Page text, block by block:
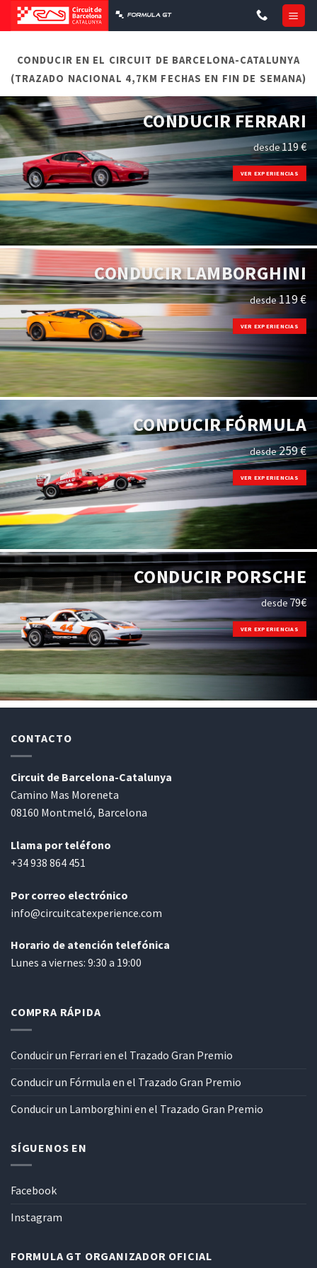
Skip
CONDUCIR EN EL CIRCUIT DE BARCELONA-CATALUNYA
(TRAZADO NACIONAL 4,7KM FECHAS EN FIN DE SEMANA)
CONDUCIR FERRARI
desde119 €
VER EXPERIENCIAS
CONDUCIR LAMBORGHINI
desde119 €
VER EXPERIENCIAS
CONDUCIR FÓRMULA
desde259 €
VER EXPERIENCIAS
CONDUCIR PORSCHE
desde79€
VER EXPERIENCIAS
CONTACTO
Circuit de Barcelona-Catalunya
Camino Mas Moreneta
08160 Montmeló, Barcelona
Llama por teléfono
+34 938 864 451
Por correo electrónico
info@circuitcatexperience.com
Horario de atención telefónica
Lunes a viernes: 9:30 a 19:00
COMPRA RÁPIDA
Conducir un Ferrari en el Trazado Gran Premio
Conducir un Fórmula en el Trazado Gran Premio
Conducir un Lamborghini en el Trazado Gran Premio
SÍGUENOS EN
Facebook
Instagram
FORMULA GT ORGANIZADOR OFICIAL